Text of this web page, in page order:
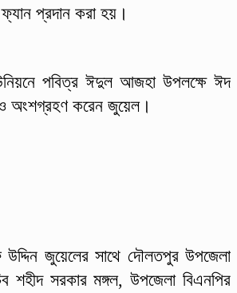
প্রদান করা হয়।
পবিত্র ঈদুল আজহা উপলক্ষে ঈদ
অংশগ্রহণ করেন জুয়েল।
উদ্দিন জুয়েলের সাথে দৌলতপুর উপজেলা
শহীদ সরকার মঙ্গল, উপজেলা বিএনপির